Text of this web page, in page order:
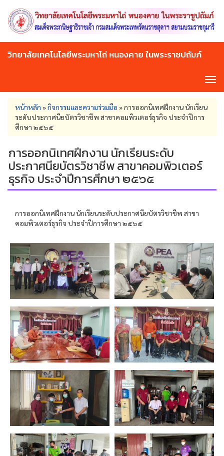
main
content
วิทยาลัยเทคโนโลยีพระมหาไถ่ หนองคาย ในพระราชปถัมภ์
You
are
here
หน้าหลัก »กิจกรรมและความร่วมมือ »การออกนิเทศฝึกงาน นักเรียน
ระดับประกาศนียบัตรวิชาชีพ สาขาคอมพิวเตอร์ธุรกิจ ประจำปีการ
ศึกษา ๒๕๖๕
การออกนิเทศฝึกงาน นักเรียนระดับ
ประกาศนียบัตรวิชาชีพ สาขาคอมพิวเตอร์
ธุรกิจ ประจำปีการศึกษา ๒๕๖๕
การออกนิเทศฝึกงาน นักเรียนระดับประกาศนียบัตรวิชาชีพ สาขา
คอมพิวเตอร์ธุรกิจ ประจำปีการศึกษา ๒๕๖๕